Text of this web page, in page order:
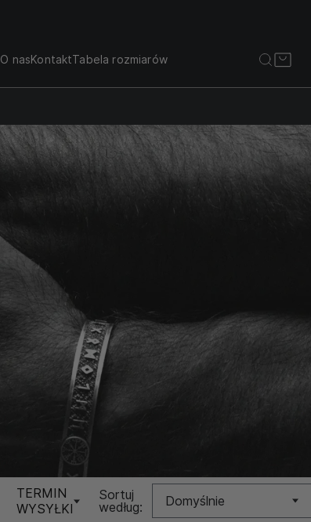
O nasKontaktTabela rozmiarów
TERMIN
WYSYŁKI
Sortuj
według:
Domyślnie